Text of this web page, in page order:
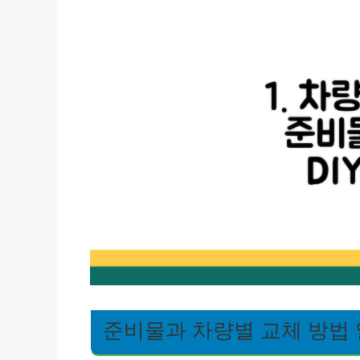
준비물과 차량별 교체 방법